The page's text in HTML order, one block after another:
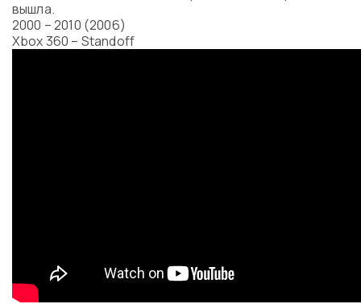
вышла.
2000 – 2010 (2006)
Xbox 360 – Standoff